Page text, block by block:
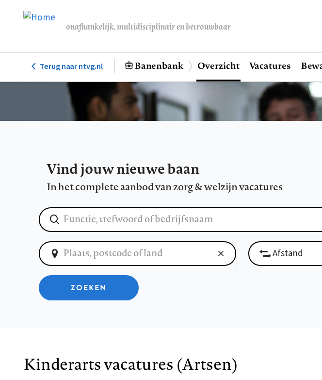
de
onafhankelijk, multidisciplinair en betrouwbaar
Hoofdnavigatie
Terug naar ntvg.nl Banenbank Overzicht Vacatures
Vind jouw nieuwe baan
In het complete aanbod van zorg & welzijn vacatures
ZOEKEN
Kinderarts vacatures (Artsen)